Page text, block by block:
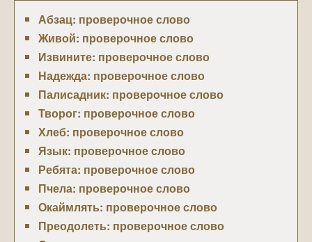
Абзац: проверочное слово
Живой: проверочное слово
Извините: проверочное слово
Надежда: проверочное слово
Палисадник: проверочное слово
Творог: проверочное слово
Хлеб: проверочное слово
Язык: проверочное слово
Ребята: проверочное слово
Пчела: проверочное слово
Окаймлять: проверочное слово
Преодолеть: проверочное слово